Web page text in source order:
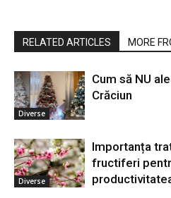
RELATED ARTICLES MORE
Diverse
Cum să NU
Crăciun
Diverse
Importanța
fructiferi